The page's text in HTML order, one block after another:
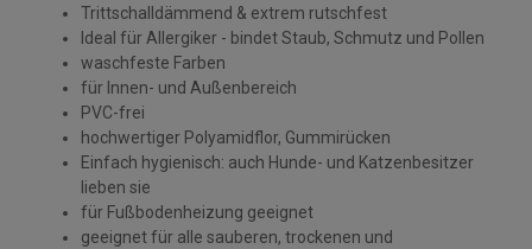
Trittschalldämmend & extrem rutschfest
Ideal für Allergiker - bindet Staub, Schmutz und Pollen
waschfeste Farben
für Innen- und Außenbereich
PVC-frei
hochwertiger Polyamidflor, Gummirücken
Einfach hygienisch: auch Hunde- und Katzenbesitzer
lieben sie
für Fußbodenheizung geeignet
geeignet für alle sauberen, trockenen und